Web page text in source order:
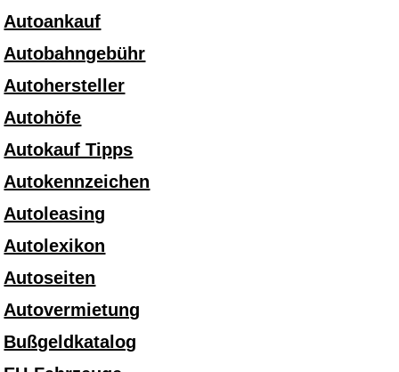
Autoankauf
Autobahngebühr
Autohersteller
Autohöfe
Autokauf Tipps
Autokennzeichen
Autoleasing
Autolexikon
Autoseiten
Autovermietung
Bußgeldkatalog